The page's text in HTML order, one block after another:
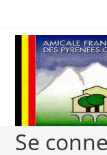
contenu
Se